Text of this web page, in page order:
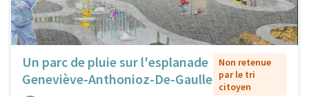
Un parc de pluie sur l'esplanade
Geneviève-Anthonioz-De-Gaulle
Non retenue
par le tri
citoyen